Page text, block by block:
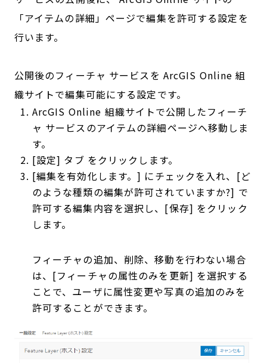
「アイテムの詳細」ページで編集を許可する設定を
行います。
公開後のフィーチャ サービスを ArcGIS Online 組
織サイトで編集可能にする設定です。
ArcGIS Online 組織サイトで公開したフィーチ
ャ サービスのアイテムの詳細ページへ移動しま
す。
[設定] タブ をクリックします。
[編集を有効化します。] にチェックを入れ、[ど
のような種類の編集が許可されていますか?] で
許可する編集内容を選択し、[保存] をクリック
します。
フィーチャの追加、削除、移動を行わない場合
は、[フィーチャの属性のみを更新] を選択する
ことで、ユーザに属性変更や写真の追加のみを
許可することができます。